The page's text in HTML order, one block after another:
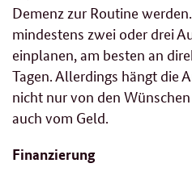
Demenz zur Routine
mindestens zwei oder drei
einplanen, am besten an
Tagen. Allerdings hängt die
nicht nur von den
auch vom Geld.
Finanzierung